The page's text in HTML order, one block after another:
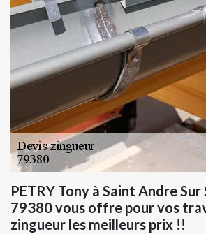
PETRY Tony à Saint Andre Sur
79380 vous offre pour vos
zingueur les meilleurs prix !!